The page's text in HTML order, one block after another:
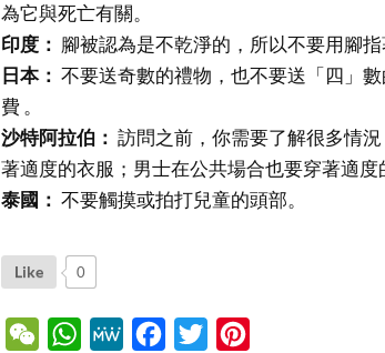
為它與死亡有關。
印度： 腳被認為是不乾淨的，所以不要用腳指
日本： 不要送奇數的禮物，也不要送「四」
費 。
沙特阿拉伯： 訪問之前，你需要了解很多情
著適度的衣服；男士在公共場合也要穿著適度
泰國： 不要觸摸或拍打兒童的頭部。
Like 0
WeChatWhatsApp
MeWe Facebook
Twitter